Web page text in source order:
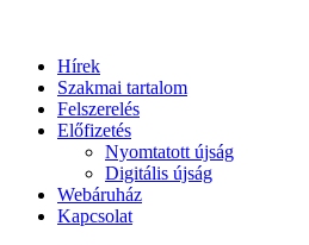
Hírek
Szakmai tartalom
Felszerelés
Előfizetés
Nyomtatott újság
Digitális újság
Webáruház
Kapcsolat